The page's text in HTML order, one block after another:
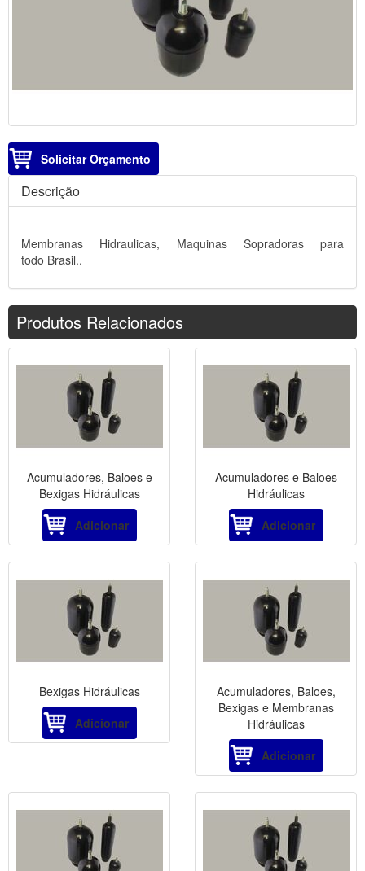
Solicitar Orçamento
Descrição
Membranas Hidraulicas, Maquinas Sopradoras para
todo Brasil..
Produtos Relacionados
Acumuladores, Baloes e
Bexigas Hidráulicas
Adicionar
Acumuladores e Baloes
Hidráulicas
Adicionar
Bexigas Hidráulicas
Adicionar
Acumuladores, Baloes,
Bexigas e Membranas
Hidráulicas
Adicionar